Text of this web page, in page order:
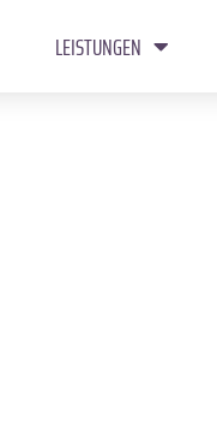
LEISTUNGEN